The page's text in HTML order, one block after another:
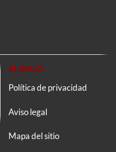
EL SIGLO
Política de privacidad
Aviso legal
Mapa del sitio